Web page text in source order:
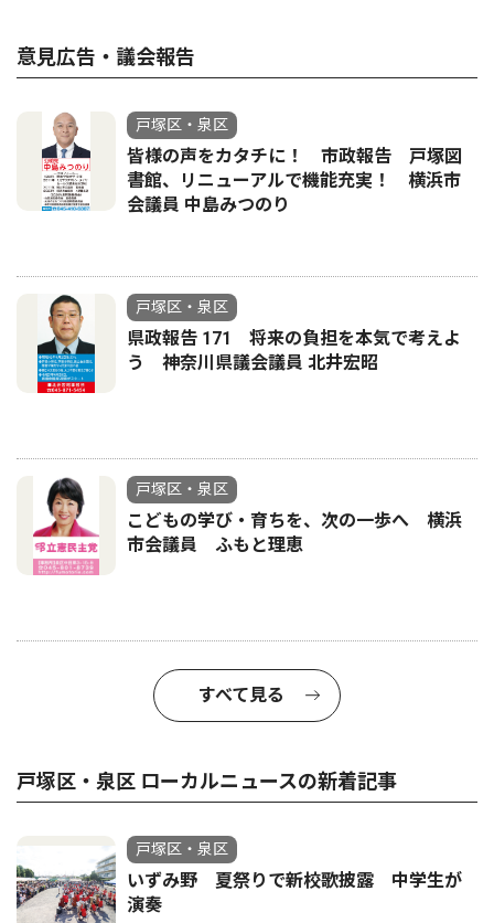
意見広告・議会報告
戸塚区・泉区
皆様の声をカタチに！ 市政報告 戸塚図
書館、リニューアルで機能充実！ 横浜市
会議員 中島みつのり
戸塚区・泉区
県政報告 171 将来の負担を本気で考えよ
う 神奈川県議会議員 北井宏昭
戸塚区・泉区
こどもの学び・育ちを、次の一歩へ 横浜
市会議員 ふもと理恵
すべて見る
戸塚区・泉区 ローカルニュースの新着記事
戸塚区・泉区
いずみ野 夏祭りで新校歌披露 中学生が
演奏